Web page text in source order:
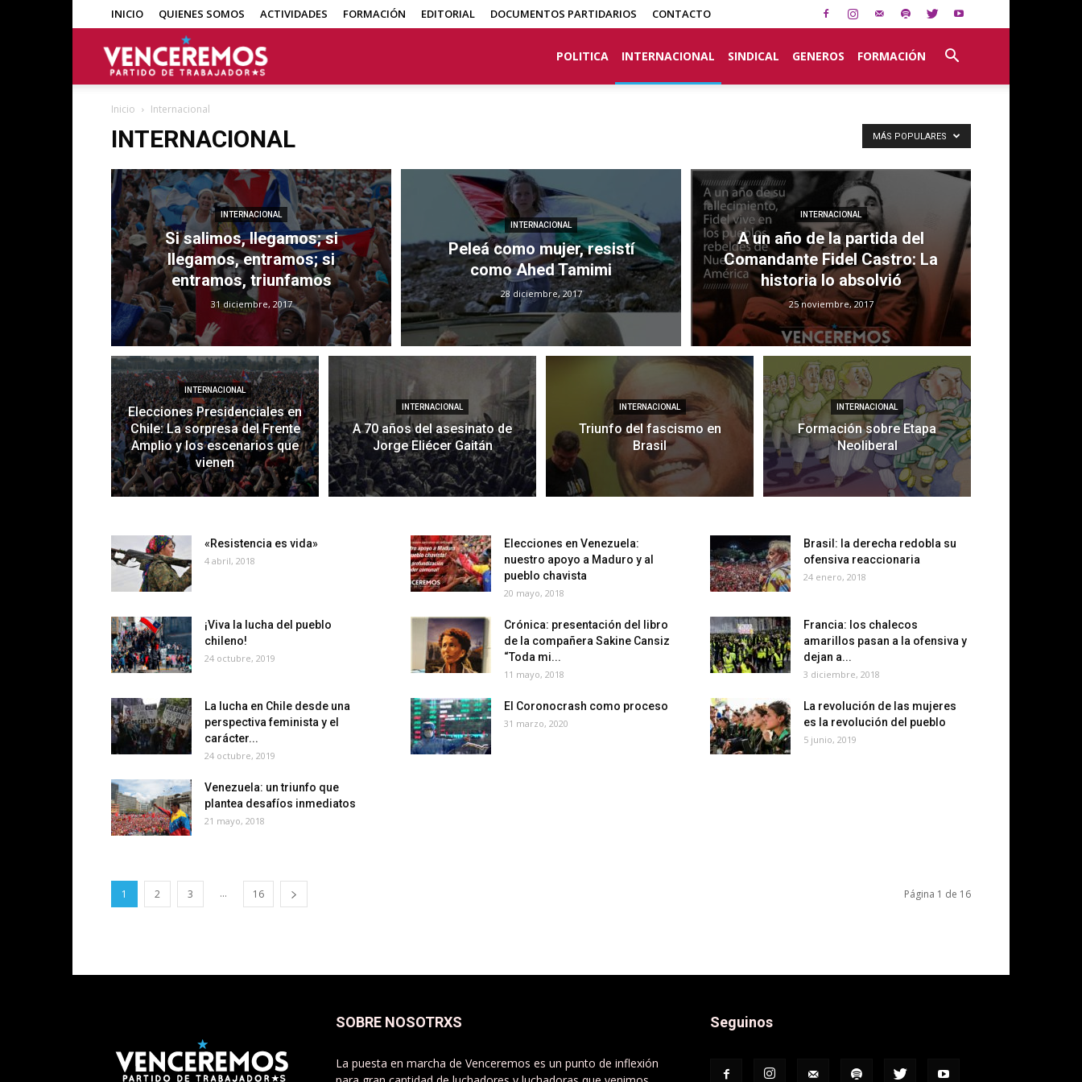
INICIO QUIENES SOMOS ACTIVIDADES FORMACIÓN EDITORIAL DOCUMENTOS PARTIDARIOS CONTACTO
POLITICA INTERNACIONAL SINDICAL GENEROS FORMACIÓN
Inicio Internacional
INTERNACIONAL MÁS POPULARES
INTERNACIONAL
Si salimos, llegamos; si
llegamos, entramos; si
entramos, triunfamos
31 diciembre, 2017
INTERNACIONAL
Peleá como mujer, resistí
como Ahed Tamimi
28 diciembre, 2017
INTERNACIONAL
A un año de la partida del
Comandante Fidel Castro: La
historia lo absolvió
25 noviembre, 2017
INTERNACIONAL
Elecciones Presidenciales en
Chile: La sorpresa del Frente
Amplio y los escenarios que
vienen
INTERNACIONAL
A 70 años del asesinato de
Jorge Eliécer Gaitán
INTERNACIONAL
Triunfo del fascismo en
Brasil
INTERNACIONAL
Formación sobre Etapa
Neoliberal
«Resistencia es vida»
4 abril, 2018
Elecciones en Venezuela:
nuestro apoyo a Maduro y al
pueblo chavista
20 mayo, 2018
Brasil: la derecha redobla su
ofensiva reaccionaria
24 enero, 2018
¡Viva la lucha del pueblo
chileno!
24 octubre, 2019
Crónica: presentación del libro
de la compañera Sakine Cansiz
“Toda mi...
11 mayo, 2018
Francia: los chalecos
amarillos pasan a la ofensiva y
dejan a...
3 diciembre, 2018
La lucha en Chile desde una
perspectiva feminista y el
carácter...
24 octubre, 2019
El Coronocrash como proceso
31 marzo, 2020
La revolución de las mujeres
es la revolución del pueblo
5 junio, 2019
Venezuela: un triunfo que
plantea desafíos inmediatos
21 mayo, 2018
1 2 3 ... 16 Página 1 de 16
SOBRE NOSOTRXS
La puesta en marcha de Venceremos es un punto de inflexión
Seguinos